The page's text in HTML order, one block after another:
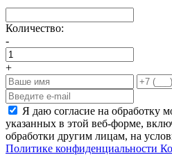
Количество:
-
+
Я даю согласие на обработку
указанных в этой веб-форме,
обработки другим лицам, на
Политике конфиденциальности